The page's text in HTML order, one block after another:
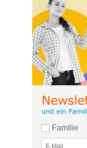
Familie